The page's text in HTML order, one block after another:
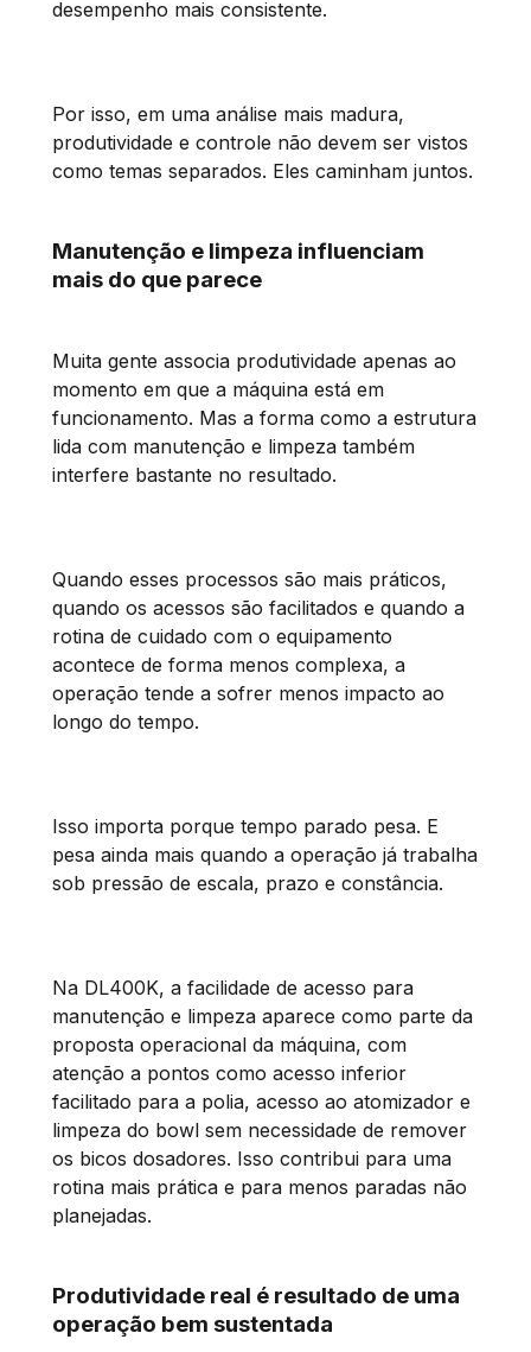
desempenho mais consistente.
Por isso, em uma análise mais madura,
produtividade e controle não devem ser vistos
como temas separados. Eles caminham juntos.
Manutenção e limpeza influenciam
mais do que parece
Muita gente associa produtividade apenas ao
momento em que a máquina está em
funcionamento. Mas a forma como a estrutura
lida com manutenção e limpeza também
interfere bastante no resultado.
Quando esses processos são mais práticos,
quando os acessos são facilitados e quando a
rotina de cuidado com o equipamento
acontece de forma menos complexa, a
operação tende a sofrer menos impacto ao
longo do tempo.
Isso importa porque tempo parado pesa. E
pesa ainda mais quando a operação já trabalha
sob pressão de escala, prazo e constância.
Na DL400K, a facilidade de acesso para
manutenção e limpeza aparece como parte da
proposta operacional da máquina, com
atenção a pontos como acesso inferior
facilitado para a polia, acesso ao atomizador e
limpeza do bowl sem necessidade de remover
os bicos dosadores. Isso contribui para uma
rotina mais prática e para menos paradas não
planejadas.
Produtividade real é resultado de uma
operação bem sustentada